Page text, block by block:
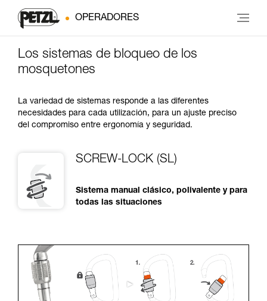
OPERADORES
Los sistemas de bloqueo de los
mosquetones
La variedad de sistemas responde a las diferentes
necesidades para cada utilización, para un ajuste preciso
del compromiso entre ergonomía y seguridad.
SCREW-LOCK (SL)
Sistema manual clásico, polivalente y para
todas las situaciones